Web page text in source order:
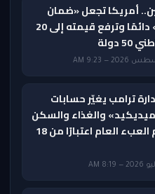
أمريكا تجعل «ضمان
تأشيرة الزيارة» دائمًا وترفع قيمته إلى 20
دولة
ترامب يغيّر حسابات
والغذاء والسكن
قد تدخل تقييم العبء العام اعتبارًا من 18